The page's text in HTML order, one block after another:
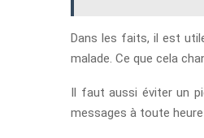
Dans les faits, il est
malade. Ce que cela
Il faut aussi éviter un
messages à toute